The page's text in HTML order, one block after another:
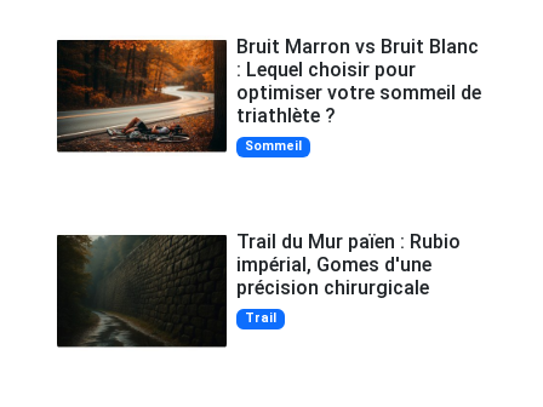
Bruit Marron vs Bruit Blanc
: Lequel choisir pour
optimiser votre sommeil de
triathlète ?
Sommeil
Trail du Mur païen : Rubio
impérial, Gomes d'une
précision chirurgicale
Trail